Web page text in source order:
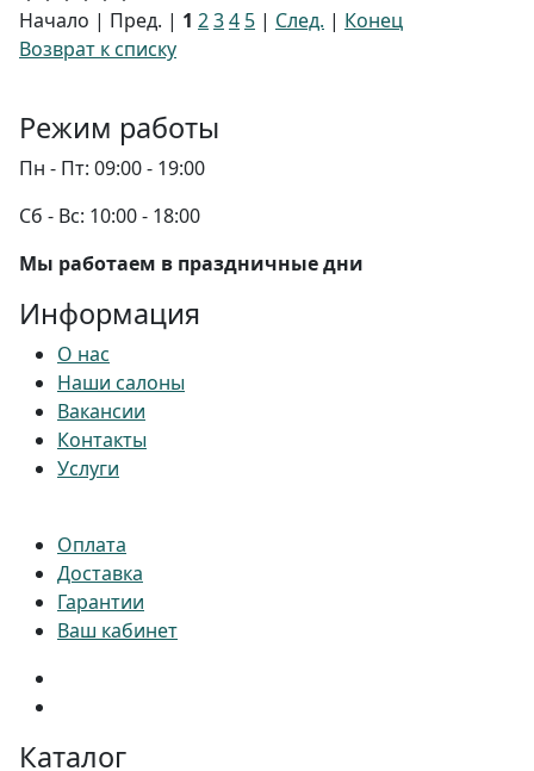
Начало | Пред. | 1 234 5 | След. | Конец
Возврат к списку
Режим работы
Пн - Пт: 09:00 - 19:00
Сб - Вс: 10:00 - 18:00
Мы работаем в праздничные дни
Информация
О нас
Наши салоны
Вакансии
Контакты
Услуги
Оплата
Доставка
Гарантии
Ваш кабинет
Каталог